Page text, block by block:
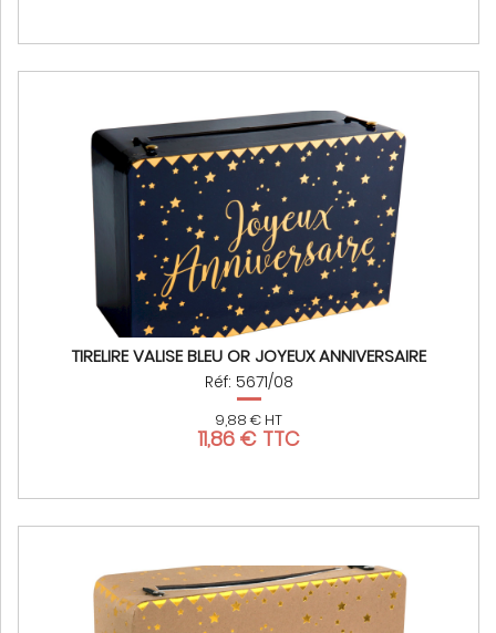
TIRELIRE VALISE BLEU OR JOYEUX ANNIVERSAIRE
Réf: 5671/08
9,88 € HT
11,86 € TTC